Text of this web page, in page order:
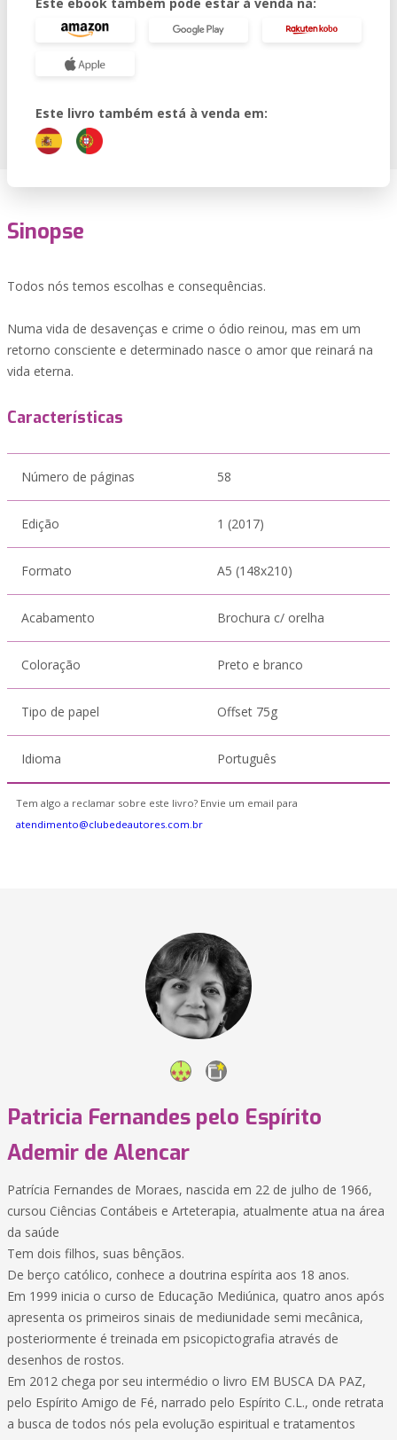
Este livro também está à venda em:
Sinopse
Todos nós temos escolhas e consequências.
Numa vida de desavenças e crime o ódio reinou, mas em um
retorno consciente e determinado nasce o amor que reinará na
vida eterna.
Características
Número de páginas 58
Edição 1 (2017)
Formato A5 (148x210)
Acabamento Brochura c/ orelha
Coloração Preto e branco
Tipo de papel Offset 75g
Idioma Português
Tem algo a reclamar sobre este livro? Envie um email para
atendimento@clubedeautores.com.br
Patricia Fernandes pelo Espírito
Ademir de Alencar
Patrícia Fernandes de Moraes, nascida em 22 de julho de 1966,
cursou Ciências Contábeis e Arteterapia, atualmente atua na área
da saúde
Tem dois filhos, suas bênçãos.
De berço católico, conhece a doutrina espírita aos 18 anos.
Em 1999 inicia o curso de Educação Mediúnica, quatro anos após
apresenta os primeiros sinais de mediunidade semi mecânica,
posteriormente é treinada em psicopictografia através de
desenhos de rostos.
Em 2012 chega por seu intermédio o livro EM BUSCA DA PAZ,
pelo Espírito Amigo de Fé, narrado pelo Espírito C.L., onde retrata
a busca de todos nós pela evolução espiritual e tratamentos